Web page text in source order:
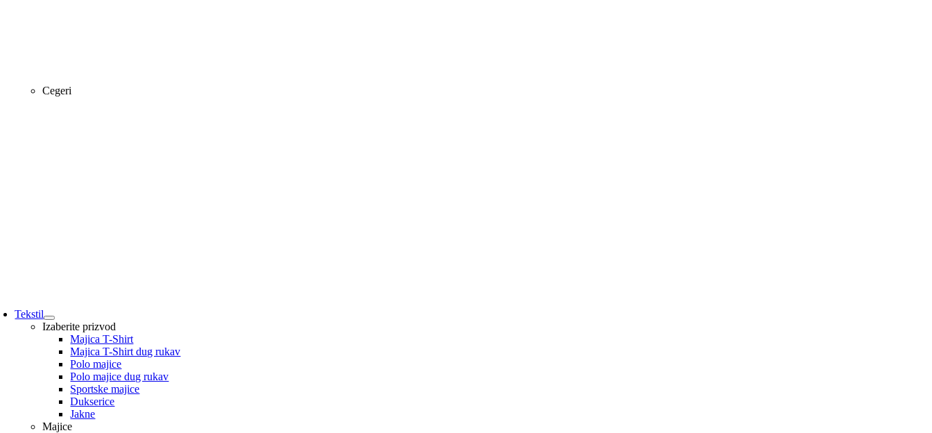
Cegeri
Tekstil
Izaberite prizvod
Majica T-Shirt
Majica T-Shirt dug rukav
Polo majice
Polo majice dug rukav
Sportske majice
Dukserice
Jakne
Majice